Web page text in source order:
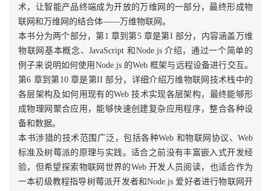
术，让智能产品终端成为开放的万维网的一部分，最终形成物
联网和万维网的结合体——万维物联网。
本书分为两个部分，第1 章到第5 章是第I 部分，内容涵盖万维
物联网基本概念、JavaScript 和Node.js 介绍，通过一个简单的
例子来说明如何使用Node.js 的Web 框架与远程设备进行交互。
第6 章到第10 章是第II 部分，详细介绍万维物联网技术栈中的
各层架构及如何用现有的Web 技术实现各层架构，最终能够形
成物理网聚合应用，能够快速创建复杂应用程序，整合各种设
备和数据。
本书涉猎的技术范围广泛，包括各种Web 和物联网协议、Web
标准及树莓派的原理与实践。适合之前没有丰富嵌入式开发经
验，但希望探索物联网世界的Web 开发人员阅读，也适合作为
一本初级教程指导树莓派开发者和Node.js 爱好者进行物联网开